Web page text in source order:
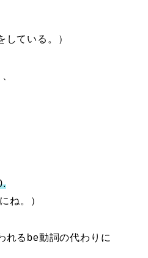
している。）
ね。）
れるbe動詞の代わりに